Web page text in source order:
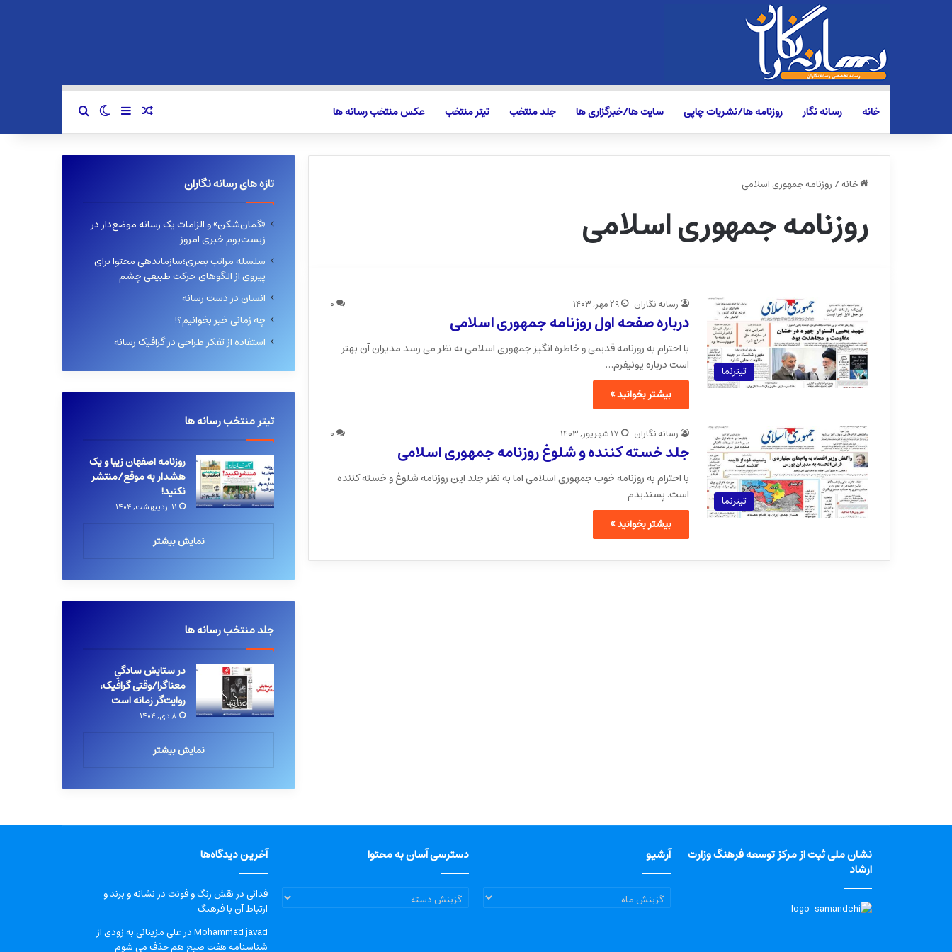
خانه رسانه نگار روزنامه ها/نشریات چاپی سایت ها/خبرگزاری ها جلد منتخب تیتر منتخب عکس منتخب رسانه ها نوشته تصادفی
سایدبارتغییر پوسته
خانه/ روزنامه جمهوری اسلامی
روزنامه جمهوری اسلامی
تیترنما
رسانه نگاران ۲۹ مهر, ۱۴۰۳ ۰
درباره صفحه اول روزنامه جمهوری اسلامی
با احترام به روزنامه قدیمی و خاطره انگیز جمهوری اسلامی به نظر می رسد مدیران آن بهتر
است درباره یونیفرم…
بیشتر بخوانید »
تیترنما
رسانه نگاران ۱۷ شهریور, ۱۴۰۳ ۰
جلد خسته کننده و شلوغ روزنامه جمهوری اسلامی
با احترام به روزنامه خوب جمهوری اسلامی اما به نظر جلد این روزنامه شلوغ و خسته کننده
است. پسندیدم
بیشتر بخوانید »
تازه های رسانه نگاران
«گمان‌شکن» و الزامات یک رسانه موضع‌دار در
زیست‌بوم خبری امروز
سلسله مراتب بصری؛سازماندهی محتوا برای
پیروی از الگوهای حرکت طبیعی چشم
انسان در دست رسانه
چه زمانی خبر بخوانیم؟!
استفاده از تفکر طراحی در گرافیک رسانه
تیتر منتخب رسانه ها
روزنامه اصفهان زیبا و یک
هشدار به موقع/منتشر
نکنید!
۱۱ اردیبهشت, ۱۴۰۴
نمایش بیشتر
جلد منتخب رسانه ها
در ستایش سادگیِ
معناگرا/وقتی گرافیک،
روایت‌گر زمانه است
۸ دی, ۱۴۰۴
نمایش بیشتر
نشان ملی ثبت از مرکز توسعه فرهنگ وزارت
ارشاد
آرشیو
آرشیو
دسترسی آسان به محتوا
دسترسی
آسان
آخرین دیدگاه‌ها
فدائیدرنقش رنگ و فونت در نشانه و برند و
ارتباط آن با فرهنگ
Mohammad javadدرعلی مزینانی:به زودی از
شناسنامه هفت صبح هم حذف می شوم